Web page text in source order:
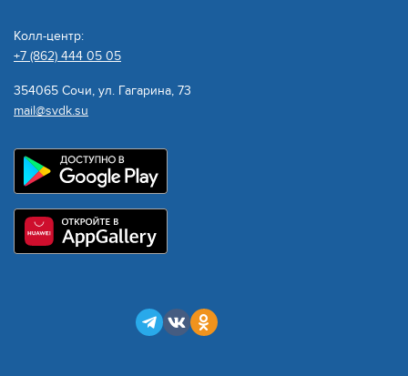
Колл-центр:
+7 (862) 444 05 05
354065 Сочи, ул. Гагарина, 73
mail@svdk.su